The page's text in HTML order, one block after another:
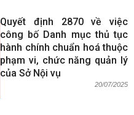
Quyết định 2870 về việc
công bố Danh mục thủ tục
hành chính chuẩn hoá thuộc
phạm vi, chức năng quản lý
của Sở Nội vụ
20/07/2025